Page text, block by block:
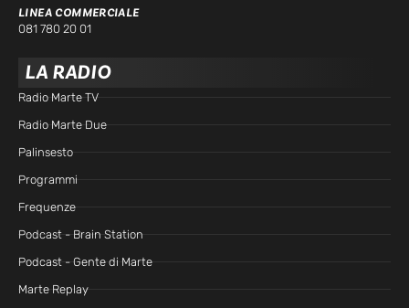
LINEA COMMERCIALE
081 780 20 01
LA RADIO
Radio Marte TV
Radio Marte Due
Palinsesto
Programmi
Frequenze
Podcast - Brain Station
Podcast - Gente di Marte
Marte Replay